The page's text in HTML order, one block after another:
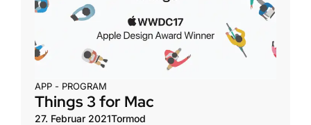
APP - PROGRAM
Things 3 for Mac
27. Februar 2021Tormod